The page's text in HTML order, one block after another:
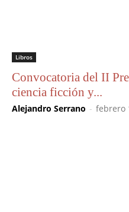
Libros
Convocatoria del II
ciencia ficción y...
Alejandro Serrano - febrero